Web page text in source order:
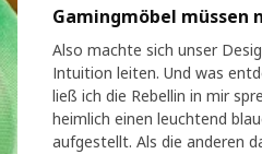
Gamingmöbel müssen
Also machte sich unser
Intuition leiten. Und was
ließ ich die Rebellin in mir
heimlich einen leuchtend
aufgestellt. Als die anderen